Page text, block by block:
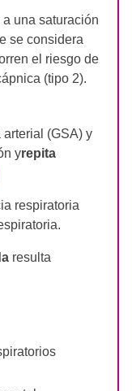
a una saturación
se considera
el riesgo de
(tipo 2).
(GSA) y
yrepita
respiratoria
resulta